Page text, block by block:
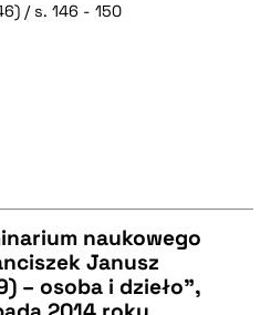
/ s. 146 - 150
naukowego
Janusz
– osoba i dzieło",